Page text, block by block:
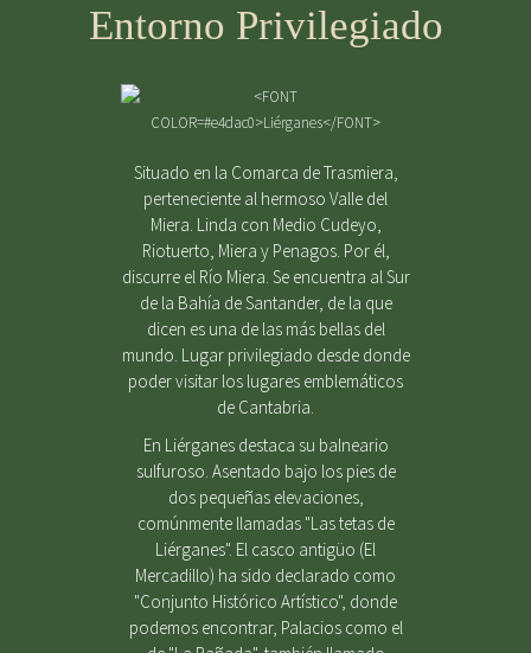
Entorno Privilegiado
Situado en la Comarca de Trasmiera,
perteneciente al hermoso Valle del
Miera. Linda con Medio Cudeyo,
Riotuerto, Miera y Penagos. Por él,
discurre el Río Miera. Se encuentra al Sur
de la Bahía de Santander, de la que
dicen es una de las más bellas del
mundo. Lugar privilegiado desde donde
poder visitar los lugares emblemáticos
de Cantabria.
En Liérganes destaca su balneario
sulfuroso. Asentado bajo los pies de
dos pequeñas elevaciones,
comúnmente llamadas "Las tetas de
Liérganes". El casco antigüo (El
Mercadillo) ha sido declarado como
"Conjunto Histórico Artístico", donde
podemos encontrar, Palacios como el